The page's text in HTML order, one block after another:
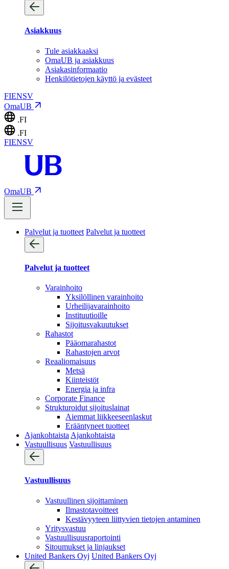
Asiakkuus
Tule asiakkaaksi
OmaUB ja asiakkuus
Asiakasinformaatio
Henkilötietojen käyttö ja evästeet
FIENSV
OmaUB
.FI
.FI
FIENSV
OmaUB
Palvelut ja tuotteet Palvelut ja tuotteet
Palvelut ja tuotteet
Varainhoito
Yksilöllinen varainhoito
Urheilijavarainhoito
Instituutioille
Sijoitusvakuutukset
Rahastot
Pääomarahastot
Rahastojen arvot
Reaaliomaisuus
Metsä
Kiinteistöt
Energia ja infra
Corporate Finance
Strukturoidut sijoituslainat
Aiemmat liikkeeseenlaskut
Erääntyneet tuotteet
Ajankohtaista Ajankohtaista
Vastuullisuus Vastuullisuus
Vastuullisuus
Vastuullinen sijoittaminen
Ilmastotavoitteet
Kestävyyteen liittyvien tietojen antaminen
Yritysvastuu
Vastuullisuus­raportointi
Sitoumukset ja linjaukset
United Bankers Oyj United Bankers Oyj